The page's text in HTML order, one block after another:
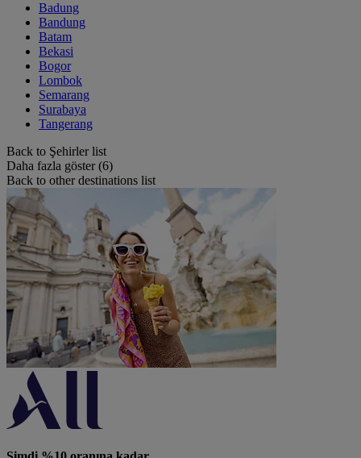
Badung
Bandung
Batam
Bekasi
Bogor
Lombok
Semarang
Surabaya
Tangerang
Back to Şehirler list
Daha fazla göster (6)
Back to other destinations list